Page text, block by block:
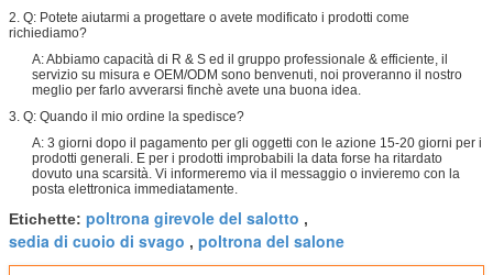
2. Q: Potete aiutarmi a progettare o avete modificato i prodotti come
richiediamo?
A: Abbiamo capacità di R & S ed il gruppo professionale & efficiente, il
servizio su misura e OEM/ODM sono benvenuti, noi proveranno il nostro
meglio per farlo avverarsi finchè avete una buona idea.
3. Q: Quando il mio ordine la spedisce?
A: 3 giorni dopo il pagamento per gli oggetti con le azione 15-20 giorni per i
prodotti generali. E per i prodotti improbabili la data forse ha ritardato
dovuto una scarsità. Vi informeremo via il messaggio o invieremo con la
posta elettronica immediatamente.
Etichette: poltrona girevole del salotto ,
sedia di cuoio di svago , poltrona del salone